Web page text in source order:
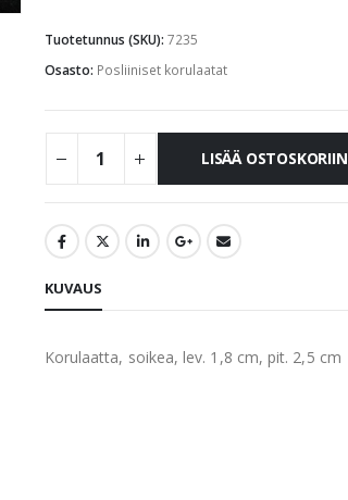
Tuotetunnus (SKU): 7235
Osasto: Posliiniset korulaatat
LISÄÄ OSTOSKORIIN
KUVAUS
Korulaatta, soikea, lev. 1,8 cm, pit. 2,5 cm